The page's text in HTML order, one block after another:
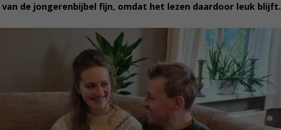
de jongerenbijbel fijn, omdat het lezen daardoor leuk blijft.